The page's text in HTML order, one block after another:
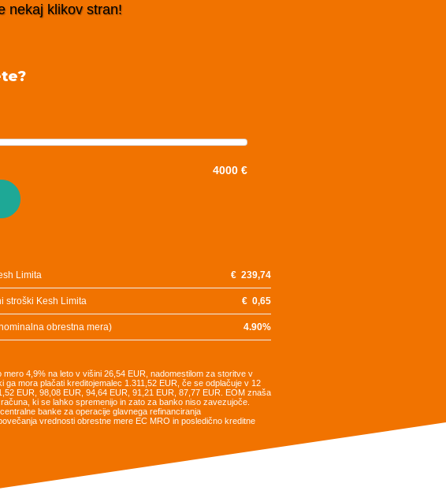
nekaj klikov stran!
4000 €
Limita € 239,74
stroški Kesh Limita € 0,65
obrestna mera) 4.90%
4,9% na leto v višini 26,54 EUR, nadomestilom za storitve v
mora plačati kreditojemalec 1.311,52 EUR, če se odplačuje v 12
EUR, 98,08 EUR, 94,64 EUR, 91,21 EUR, 87,77 EUR. EOM znaša
ki se lahko spremenijo in zato za banko niso zavezujoče.
banke za operacije glavnega refinanciranja
vrednosti obrestne mere EC MRO in posledično kreditne